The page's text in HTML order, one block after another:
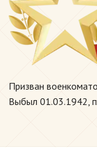
Призван
Выбыл 01.03.1942,